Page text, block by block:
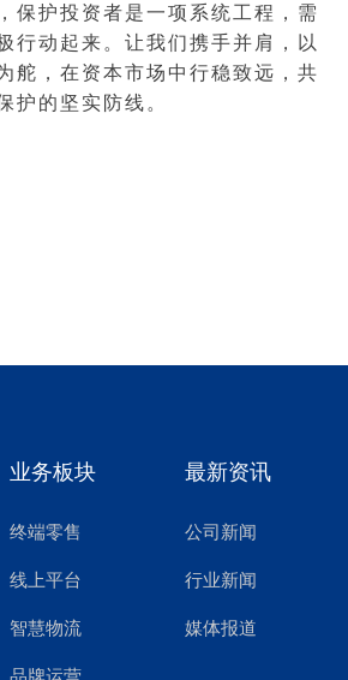
保护投资者是一项系统工程，需
行动起来。让我们携手并肩，以
舵，在资本市场中行稳致远，共
护的坚实防线。
业务板块
终端零售
线上平台
智慧物流
最新资讯
公司新闻
行业新闻
媒体报道